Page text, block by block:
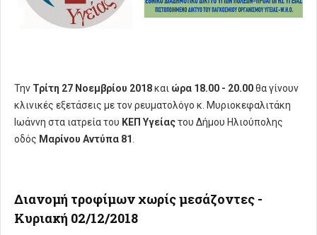
Την Τρίτη 27 Νοεμβρίου 2018και ώρα 18.00 - 20.00θα γίνουν
κλινικές εξετάσεις με τον ρευματολόγο κ. Μυριοκεφαλιτάκη
Ιωάννη στα ιατρεία του ΚΕΠ Υγείαςτου Δήμου Ηλιούπολης
οδός Μαρίνου Αντύπα 81
Διανομή τροφίμων χωρίς μεσάζοντες -
Κυριακή 02/12/2018